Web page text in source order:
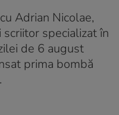
Adrian Nicolae,
specializat în
de 6 august
prima bombă